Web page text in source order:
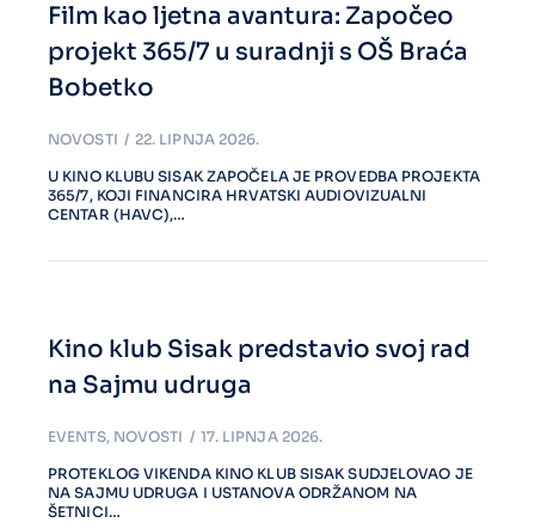
Film kao ljetna avantura: Započeo
projekt 365/7 u suradnji s OŠ Braća
Bobetko
NOVOSTI 22. LIPNJA 2026.
U KINO KLUBU SISAK ZAPOČELA JE PROVEDBA PROJEKTA
365/7, KOJI FINANCIRA HRVATSKI AUDIOVIZUALNI
CENTAR (HAVC),…
Kino klub Sisak predstavio svoj rad
na Sajmu udruga
EVENTS, NOVOSTI 17. LIPNJA 2026.
PROTEKLOG VIKENDA KINO KLUB SISAK SUDJELOVAO JE
NA SAJMU UDRUGA I USTANOVA ODRŽANOM NA
ŠETNICI…